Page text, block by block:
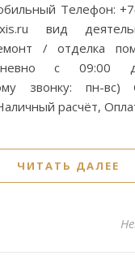
Телефон:
вид
/ отделка
с 09:00
звонку: пн-вс)
расчёт,
ЧИТАТЬ ДАЛЕЕ